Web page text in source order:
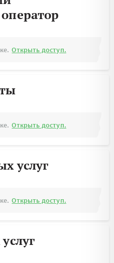
Открыть доступ.
Открыть доступ.
услуг
Открыть доступ.